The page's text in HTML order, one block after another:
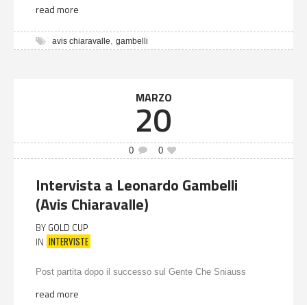
read more
avis chiaravalle gambelli
MARZO
20
0 0
Intervista a Leonardo Gambelli
(Avis Chiaravalle)
BY GOLD CUP
IN INTERVISTE
Post partita dopo il successo sul Gente Che Sniauss
read more